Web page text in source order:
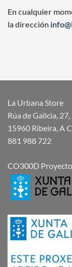
En cualquier
la dirección
La Urbana Store
Rúa de Galicia, 27,
15960 Ribeira, A
881 988 722
CO300D